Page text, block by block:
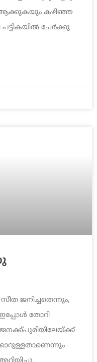
ആ​ക്കു​ക​യും ക​ഴി​ഞ്ഞ
ചേ​ര്‍​ക്കു​
ജനിച്ചതെന്നും,
തോറി
ജനക്ക്പുരിയിലേയ്ക്ക്